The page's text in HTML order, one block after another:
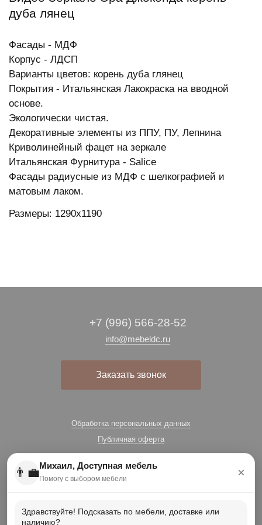
дуба лянец
Фасады - МДФ
Корпус - ЛДСП
Варианты цветов: корень дуба глянец
Покрытия - Итальянская Лакокраска на вводной
основе.
Экологически чистая.
Декоративные элементы из ППУ, ПУ, Лепнина
Криволинейный фацет на зеркале
Итальянская Фурнитура - Salice
Фасады радиусные из МДФ с шелкографией и
матовым лаком.
Размеры: 1290х1190
+7 (996) 566-28-52
info@mebeldc.ru
Заказать звонок
Обработка персональных данных
Публичная оферта
👨‍💼Михаил, Доступная мебель
Помогу с выбором мебели ×
Здравствуйте! Подсказать по мебели, доставке или
наличию?